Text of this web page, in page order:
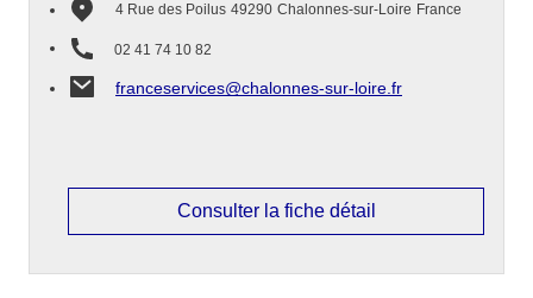
4 Rue des Poilus 49290 Chalonnes-sur-Loire France
02 41 74 10 82
franceservices@chalonnes-sur-loire.fr
Consulter la fiche détail